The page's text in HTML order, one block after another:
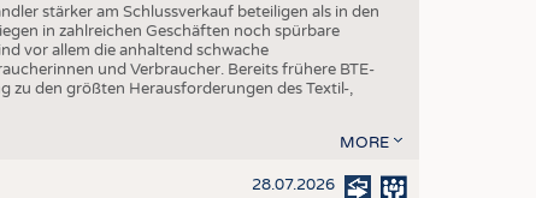
stärker am Schlussverkauf beteiligen als in den
in zahlreichen Geschäften noch spürbare
vor allem die anhaltend schwache
und Verbraucher. Bereits frühere BTE-
zu den größten Herausforderungen des Textil-,
MORE
28.07.2026